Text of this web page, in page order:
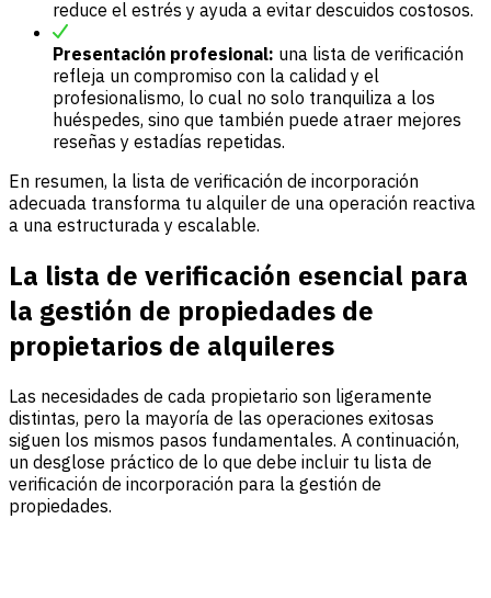
reduce el estrés y ayuda a evitar descuidos costosos.
Presentación profesional: una lista de verificación
refleja un compromiso con la calidad y el
profesionalismo, lo cual no solo tranquiliza a los
huéspedes, sino que también puede atraer mejores
reseñas y estadías repetidas.
En resumen, la lista de verificación de incorporación
adecuada transforma tu alquiler de una operación reactiva
a una estructurada y escalable.
La lista de verificación esencial para
la gestión de propiedades de
propietarios de alquileres
Las necesidades de cada propietario son ligeramente
distintas, pero la mayoría de las operaciones exitosas
siguen los mismos pasos fundamentales. A continuación,
un desglose práctico de lo que debe incluir tu lista de
verificación de incorporación para la gestión de
propiedades.